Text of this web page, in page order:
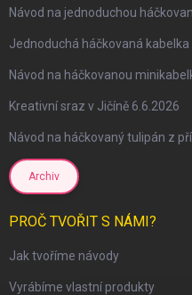
Návod na jednoduchou
Jednoduchá háčkovaná kabelka
Návod na háčkovanou
Kreativní sraz v Jičíně 6.6.2026
Návod na háčkovaný tulipán z
Archiv
PROČ TVOŘIT S NÁMI?
Jak tvoříme návody
Vyrábíme vlastní produkty